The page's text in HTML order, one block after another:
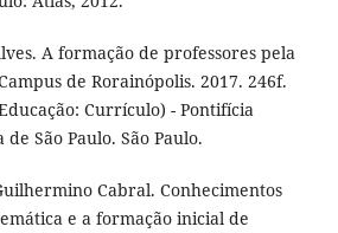
A formação de professores pela
de Rorainópolis. 2017. 246f.
Currículo) - Pontifícia
São Paulo. São Paulo.
Cabral. Conhecimentos
e a formação inicial de